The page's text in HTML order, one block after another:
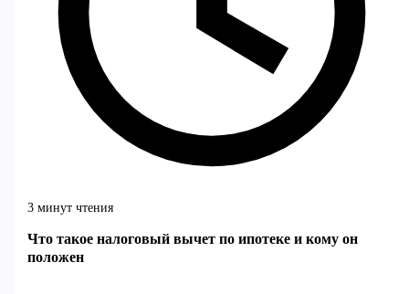
3 минут чтения
Что такое налоговый вычет по ипотеке и кому он
положен